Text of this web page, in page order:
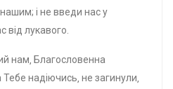
і не введи нас у
від лукавого.
нам‚ Благословенна
надіючись‚ не загинули‚